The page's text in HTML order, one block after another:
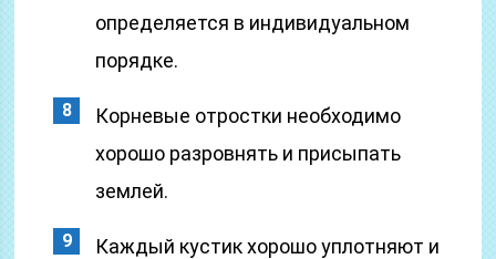
определяется в индивидуальном
порядке.
Корневые отростки необходимо
хорошо разровнять и присыпать
землей.
Каждый кустик хорошо уплотняют и